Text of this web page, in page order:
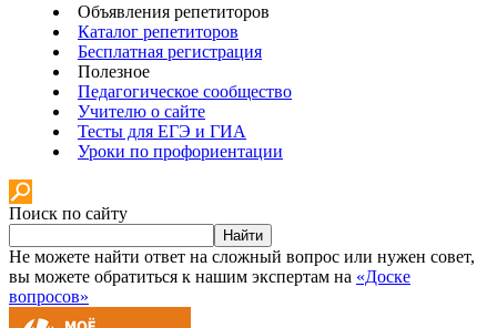
Объявления репетиторов
Каталог репетиторов
Бесплатная регистрация
Полезное
Педагогическое сообщество
Учителю о сайте
Тесты для ЕГЭ и ГИА
Уроки по профориентации
Поиск по сайту
Найти
Не можете найти ответ на сложный вопрос или нужен совет,
вы можете обратиться к нашим экспертам на «Доске
вопросов»